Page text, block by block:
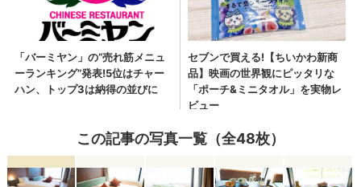
この記事の写真一覧（全48枚）